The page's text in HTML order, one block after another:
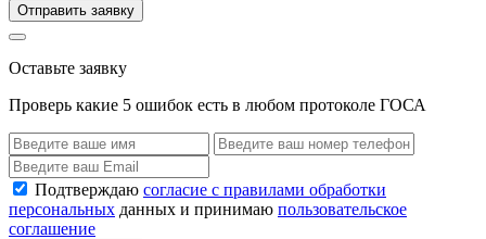
Отправить заявку
Оставьте заявку
Проверь какие 5 ошибок есть в любом протоколе ГОСА
Подтверждаю согласие с правилами обработки
персональных данных и принимаю пользовательское
соглашение